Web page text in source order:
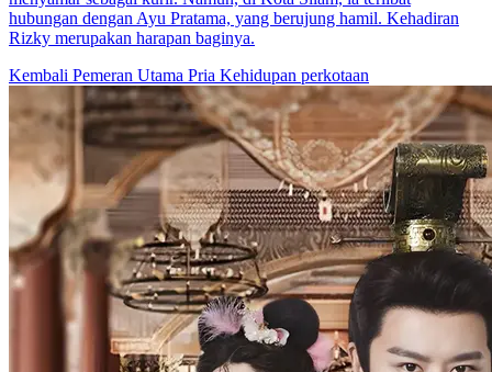
hubungan dengan Ayu Pratama, yang berujung hamil. Kehadiran
Rizky merupakan harapan baginya.
Kembali Pemeran Utama Pria Kehidupan perkotaan